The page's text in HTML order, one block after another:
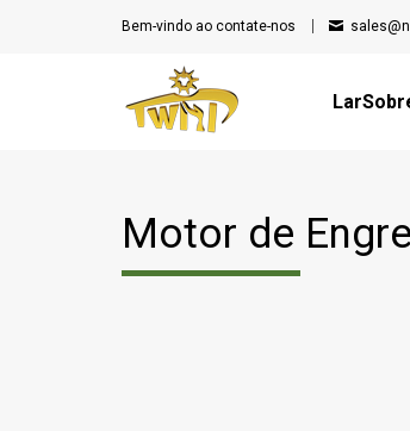
Bem-vindo ao contate-nos
Lar
Motor de